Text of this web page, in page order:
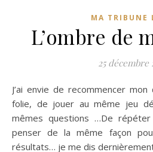
MA TRIBUNE
L’ombre de
25 décembre
J’ai envie de recommencer mon délire, de reprendre ma
folie, de jouer au même jeu
mêmes questions …De
penser de la même façon
résultats… je me dis